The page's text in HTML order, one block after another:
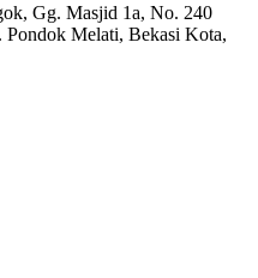
Gg. Masjid 1a, No. 240
Melati, Bekasi Kota,